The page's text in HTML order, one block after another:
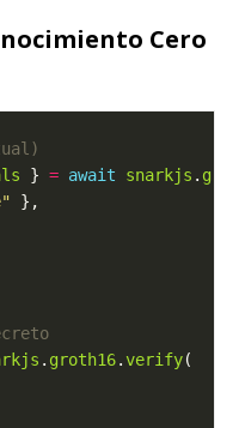
Cero
} = await snarkjs .
. groth16.verify